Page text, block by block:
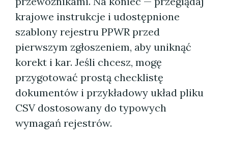
krajowe instrukcje i udostępnione
szablony rejestru PPWR przed
pierwszym zgłoszeniem, aby uniknąć
korekt i kar. Jeśli chcesz, mogę
przygotować prostą checklistę
dokumentów i przykładowy układ pliku
CSV dostosowany do typowych
wymagań rejestrów.